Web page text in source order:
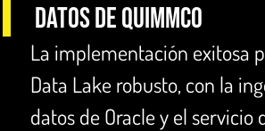
datos de QUIMMCO
La implementación exitosa
Data Lake robusto, con la
datos de Oracle y el servicio